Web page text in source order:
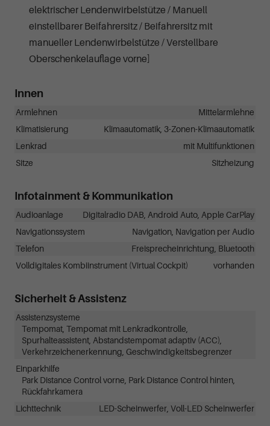
elektrischer Lendenwirbelstütze / Manuell
einstellbarer Beifahrersitz / Beifahrersitz mit
manueller Lendenwirbelstütze / Verstellbare
Oberschenkelauflage vorne]
Innen
Armlehnen
Mittelarmlehne
Klimatisierung
Klimaautomatik, 3-Zonen-Klimaautomatik
Lenkrad
mit Multifunktionen
Sitze
Sitzheizung
Infotainment & Kommunikation
Audioanlage
Digitalradio DAB, Android Auto, Apple CarPlay
Navigationssystem
Navigation, Navigation per Audio
Telefon
Freisprecheinrichtung, Bluetooth
Volldigitales Kombiinstrument (Virtual Cockpit)
vorhanden
Sicherheit & Assistenz
Assistenzsysteme
Tempomat, Tempomat mit Lenkradkontrolle,
Spurhalteassistent, Abstandstempomat adaptiv (ACC),
Verkehrzeichenerkennung, Geschwindigkeitsbegrenzer
Einparkhilfe
Park Distance Control vorne, Park Distance Control hinten,
Rückfahrkamera
Lichttechnik
LED-Scheinwerfer, Voll-LED Scheinwerfer